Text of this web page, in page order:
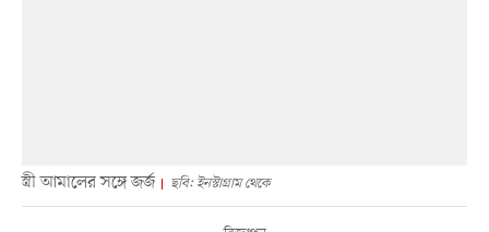
স্ত্রী আমালের সঙ্গে জর্জ ছবি: ইনস্টাগ্রাম থেকে